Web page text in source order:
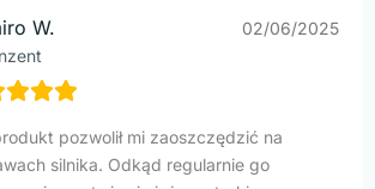
W. 02/06/2025
pozwolił mi zaoszczędzić na
silnika. Odkąd regularnie go